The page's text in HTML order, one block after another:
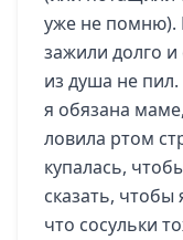
уже не помню).
зажили долго
из душа не
я обязана
ловила ртом
купалась,
сказать, чтобы
что сосульки